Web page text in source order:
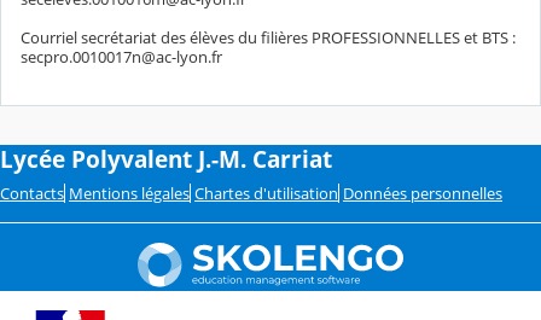
Courriel secrétariat des élèves du filières PROFESSIONNELLES et BTS :
secpro.0010017n@ac-lyon.fr
Lycée Polyvalent J.-M. Carriat
Contacts Mentions légales Chartes d'utilisation Données personnelles